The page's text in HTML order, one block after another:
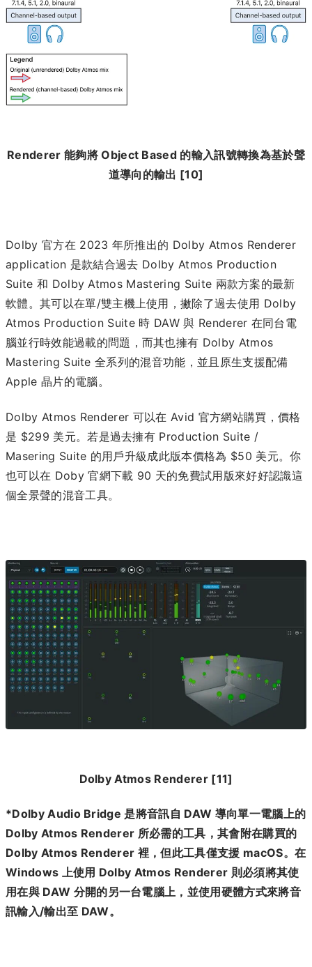
Renderer 能夠將 Object Based 的輸入訊號轉換為基於聲
道導向的輸出 [10]
Dolby 官方在 2023 年所推出的 Dolby Atmos Renderer
application 是款結合過去 Dolby Atmos Production
Suite 和 Dolby Atmos Mastering Suite 兩款方案的最新
軟體。其可以在單/雙主機上使用，撇除了過去使用 Dolby
Atmos Production Suite 時 DAW 與 Renderer 在同台電
腦並行時效能過載的問題，而其也擁有 Dolby Atmos
Mastering Suite 全系列的混音功能，並且原生支援配備
Apple 晶片的電腦。
Dolby Atmos Renderer 可以在 Avid 官方網站購買，價格
是 $299 美元。若是過去擁有 Production Suite /
Masering Suite 的用戶升級成此版本價格為 $50 美元。你
也可以在 Doby 官網下載 90 天的免費試用版來好好認識這
個全景聲的混音工具。
Dolby Atmos Renderer [11]
*Dolby Audio Bridge 是將音訊自 DAW 導向單一電腦上的
Dolby Atmos Renderer 所必需的工具，其會附在購買的
Dolby Atmos Renderer 裡，但此工具僅支援 macOS。在
Windows 上使用 Dolby Atmos Renderer 則必須將其使
用在與 DAW 分開的另一台電腦上，並使用硬體方式來將音
訊輸入/輸出至 DAW。